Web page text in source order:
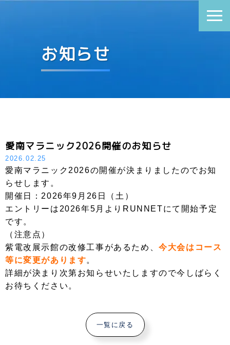
お知らせ
愛南マラニック2026開催のお知らせ
2026.02.25
愛南マラニック2026の開催が決まりましたのでお知
らせします。
開催日：2026年9月26日（土）
エントリーは2026年5月よりRUNNETにて開始予定
です。
（注意点）
紫電改展示館の改修工事があるため、今大会はコース
等に変更があります。
詳細が決まり次第お知らせいたしますので今しばらく
お待ちください。
一覧に戻る